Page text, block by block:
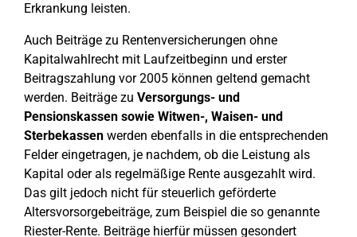
Erkrankung leisten.
Auch Beiträge zu Rentenversicherungen ohne
Kapitalwahlrecht mit Laufzeitbeginn und erster
Beitragszahlung vor 2005 können geltend gemacht
werden. Beiträge zu Versorgungs- und
Pensionskassen sowie Witwen-, Waisen- und
Sterbekassen werden ebenfalls in die entsprechenden
Felder eingetragen, je nachdem, ob die Leistung als
Kapital oder als regelmäßige Rente ausgezahlt wird.
Das gilt jedoch nicht für steuerlich geförderte
Altersvorsorgebeiträge, zum Beispiel die so genannte
Riester-Rente. Beiträge hierfür müssen gesondert